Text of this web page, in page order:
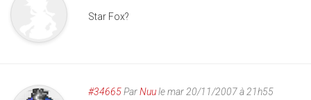
Star Fox?
#34665ParNuule mar 20/11/2007 à 21h55